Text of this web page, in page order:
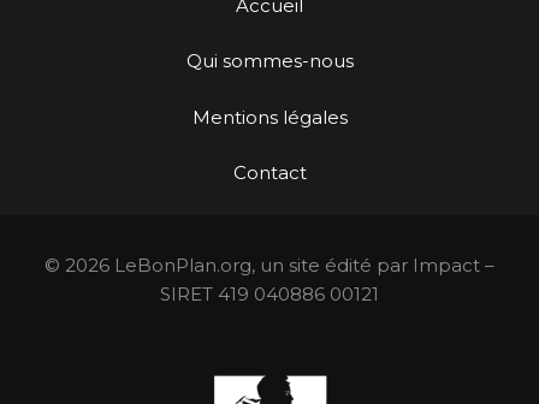
Accueil
Qui sommes-nous
Mentions légales
Contact
© 2026 LeBonPlan.org, un site édité par Impact –
SIRET 419 040886 00121